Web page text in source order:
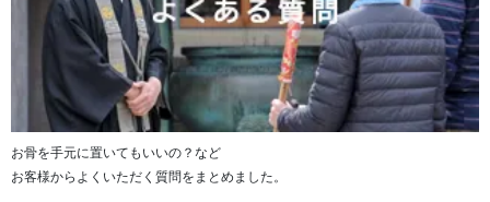
■いのりのお焚き上げサービス ご利
用ステップ
①オンラインサイトからコースを選び、ご購入（決
済完了）ください。
お骨を手元に置いてもいいの？など
お客様からよくいただく質問をまとめました。